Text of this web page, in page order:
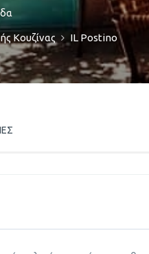
Κουζίνας IL Postino